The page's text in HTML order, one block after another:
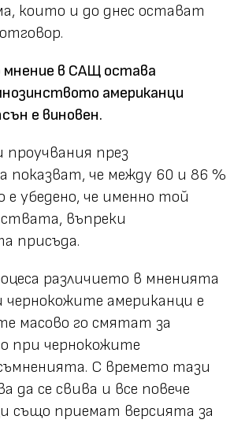
които и до днес остават
в САЩ остава
американци
е виновен.
проучвания през
показват, че между 60 и 86 %
е убедено, че именно той
въпреки
присъда.
различието в мненията
американци е
масово го смятат за
при чернокожите
С времето тази
да се свива и все повече
също приемат версията за